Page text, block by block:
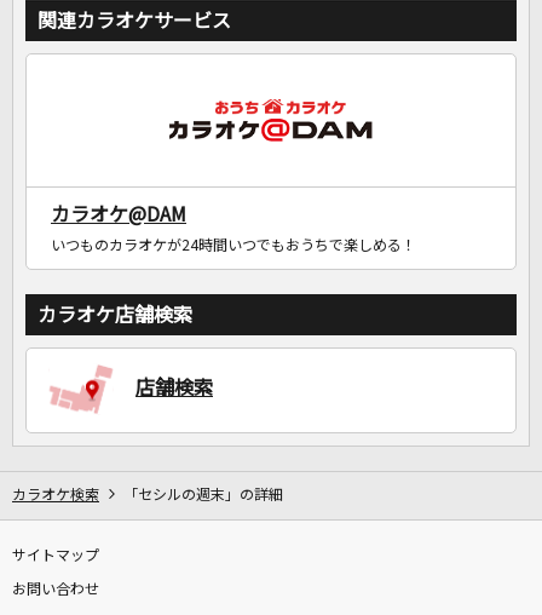
自宅でカラオケ歌い放題！
家族や友達と一緒に！練習にも！
関連カラオケサービス
カラオケ@DAM
いつものカラオケが24時間いつでもおうちで楽しめる！
カラオケ店舗検索
店舗検索
カラオケ検索 「セシルの週末」の詳細
サイトマップ
お問い合わせ